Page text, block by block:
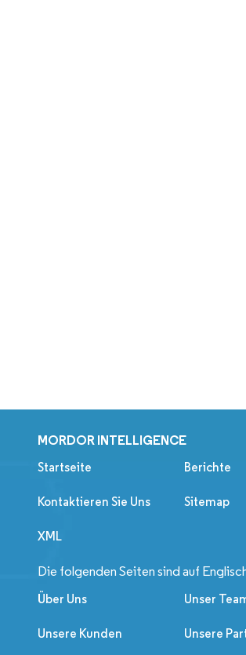
MORDOR INTELLIGENCE
Startseite Berichte
Kontaktieren Sie Uns Sitemap
XML
Die folgenden Seiten sind auf
Über Uns Unser
Unsere Kunden Unsere